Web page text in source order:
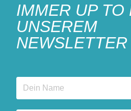
IMMER UP TO
UNSEREM
NEWSLETTER